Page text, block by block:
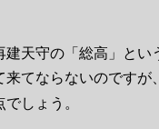
天守の「総高」と
来てならないのです
しょう。